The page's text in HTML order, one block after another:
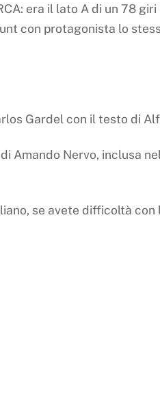
era il lato A di un 78 giri
con protagonista lo
Gardel con il testo di
Amando Nervo, inclusa
se avete difficoltà con